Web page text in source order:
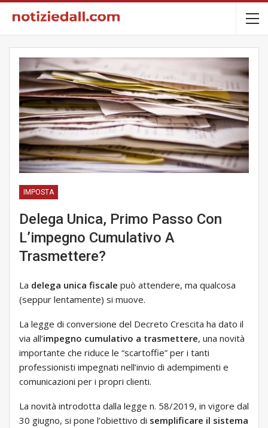
IMPOSTA
Delega Unica, Primo Passo Con
L’impegno Cumulativo A
Trasmettere?
La delega unica fiscale può attendere, ma qualcosa
(seppur lentamente) si muove.
La legge di conversione del Decreto Crescita ha dato il
via all’impegno cumulativo a trasmettere, una novità
importante che riduce le “scartoffie” per i tanti
professionisti impegnati nell’invio di adempimenti e
comunicazioni per i propri clienti.
La novità introdotta dalla legge n. 58/2019, in vigore dal
30 giugno, si pone l’obiettivo di semplificare il sistema